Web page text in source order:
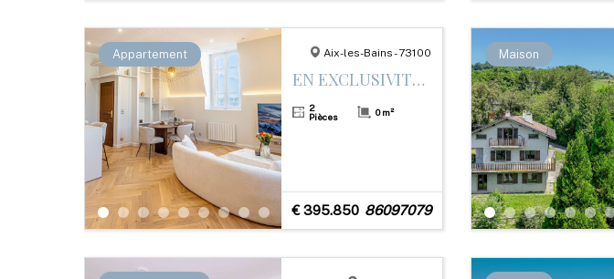
Appartement Aix-les-Bains - 73100
EN EXCLUSIVITÉ – MAGNIFIQUE APPARTEMENT T2 RÉNOVÉ AVEC PRESTATIONS HAUT DE GAMME
2
Pièces
0 m²
€ 395.850 86097079
Maison